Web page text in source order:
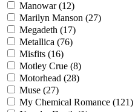
Manowar(12)
Marilyn Manson (27)
Megadeth (17)
Metallica (76)
Misfits (16)
Motley Crue (8)
Motorhead (28)
Muse (27)
My Chemical Romance (121)